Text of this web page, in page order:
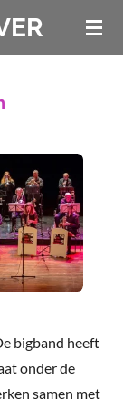
bigband heeft
onder de
samen met